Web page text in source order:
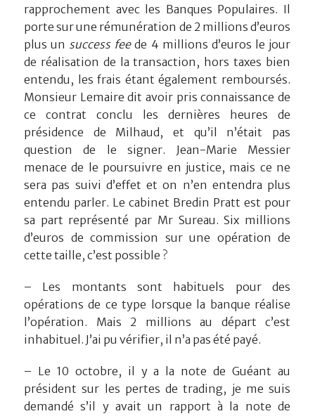
rapprochement avec les Banques Populaires. Il
porte sur une rémunération de 2 millions d’euros
plus un success feede 4 millions d’euros le jour
de réalisation de la transaction, hors taxes bien
entendu, les frais étant également remboursés.
Monsieur Lemaire dit avoir pris connaissance de
ce contrat conclu les dernières heures de
présidence de Milhaud, et qu’il n’était pas
question de le signer. Jean-Marie Messier
menace de le poursuivre en justice, mais ce ne
sera pas suivi d’effet et on n’en entendra plus
entendu parler. Le cabinet Bredin Pratt est pour
sa part représenté par Mr Sureau. Six millions
d’euros de commission sur une opération de
cette taille, c’est possible ?
– Les montants sont habituels pour des
opérations de ce type lorsque la banque réalise
l’opération. Mais 2 millions au départ c’est
inhabituel. J’ai pu vérifier, il n’a pas été payé.
– Le 10 octobre, il y a la note de Guéant au
président sur les pertes de trading, je me suis
demandé s’il y avait un rapport à la note de